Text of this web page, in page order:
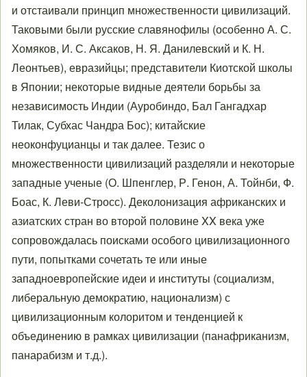
и отстаивали принцип множественности цивилизаций.
Таковыми были русские славянофилы (особенно А. С.
Хомяков, И. С. Аксаков, Н. Я. Данилевский и К. Н.
Леонтьев), евразийцы; представители Киотской школы
в Японии; некоторые видные деятели борьбы за
независимость Индии (Ауробиндо, Бал Гангадхар
Тилак, Субхас Чандра Бос); китайские
неоконфуцианцы и так далее. Тезис о
множественности цивилизаций разделяли и некоторые
западные ученые (О. Шпенглер, Р. Генон, А. Тойнби, Ф.
Боас, К. Леви-Стросс). Деколонизация африканских и
азиатских стран во второй половине XX века уже
сопровождалась поисками особого цивилизационного
пути, попытками сочетать те или иные
западноевропейские идеи и институты (социализм,
либеральную демократию, национализм) с
цивилизационным колоритом и тенденцией к
объединению в рамках цивилизации (панафриканизм,
панарабизм и т.д.).